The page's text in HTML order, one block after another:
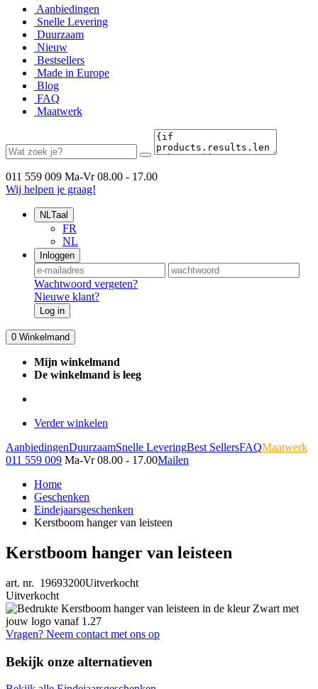
Aanbiedingen
Snelle Levering
Duurzaam
Nieuw
Bestsellers
Made in Europe
Blog
FAQ
Maatwerk
011 559 009 Ma-Vr 08.00 - 17.00
Wij helpen je graag!
NLTaal
FR
NL
Inloggen
Wachtwoord vergeten?
Nieuwe klant?
Log in
0 Winkelmand
Mijn winkelmand
De winkelmand is leeg
Verder winkelen
AanbiedingenDuurzaamSnelle LeveringBest SellersFAQMaatwerk
011 559 009 Ma-Vr 08.00 - 17.00Mailen
Home
Geschenken
Eindejaarsgeschenken
Kerstboom hanger van leisteen
Kerstboom hanger van leisteen
art. nr. 19693200Uitverkocht
Uitverkocht
Vragen? Neem contact met ons op
Bekijk onze alternatieven